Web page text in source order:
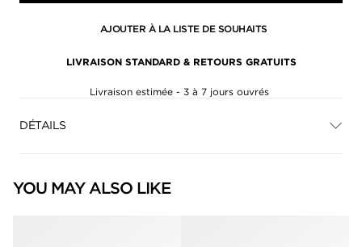
AJOUTER À LA LISTE DE SOUHAITS
LIVRAISON STANDARD & RETOURS GRATUITS
Livraison estimée - 3 à 7 jours ouvrés
DÉTAILS
YOU MAY ALSO LIKE